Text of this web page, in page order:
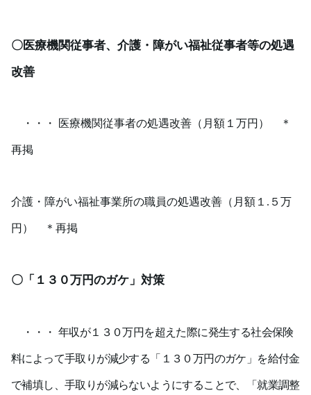
〇医療機関従事者、介護・障がい福祉従事者等の処遇
改善
・・・ 医療機関従事者の処遇改善（月額１万円） ＊
再掲
介護・障がい福祉事業所の職員の処遇改善（月額１ . ５万
円） ＊再掲
〇「１３０万円のガケ」対策
・・・ 年収が１３０万円を超えた際に発生する社会保険
料によって手取りが減少する「１３０万円のガケ」を給付金
で補填し、手取りが減らないようにすることで、「就業調整